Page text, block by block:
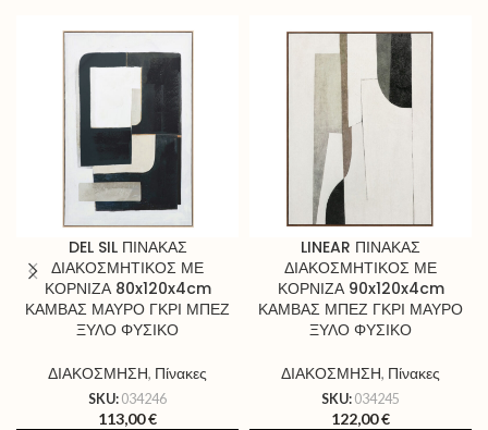
DEL SIL ΠΙΝΑΚΑΣ
ΔΙΑΚΟΣΜΗΤΙΚΟΣ ΜΕ
ΚΟΡΝΙΖΑ 80x120x4cm
ΚΑΜΒΑΣ ΜΑΥΡΟ ΓΚΡΙ ΜΠΕΖ
ΞΥΛΟ ΦΥΣΙΚΟ
ΔΙΑΚΟΣΜΗΣΗ, Πίνακες
SKU: 034246
113,00€
LINEAR ΠΙΝΑΚΑΣ
ΔΙΑΚΟΣΜΗΤΙΚΟΣ ΜΕ
ΚΟΡΝΙΖΑ 90x120x4cm
ΚΑΜΒΑΣ ΜΠΕΖ ΓΚΡΙ ΜΑΥΡΟ
ΞΥΛΟ ΦΥΣΙΚΟ
ΔΙΑΚΟΣΜΗΣΗ, Πίνακες
SKU: 034245
122,00€